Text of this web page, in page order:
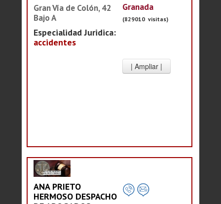
Gran Vía de Colón, 42
Bajo A
Especialidad Juridica:
accidentes
Granada
(829010 visitas)
ANA PRIETO
HERMOSO DESPACHO